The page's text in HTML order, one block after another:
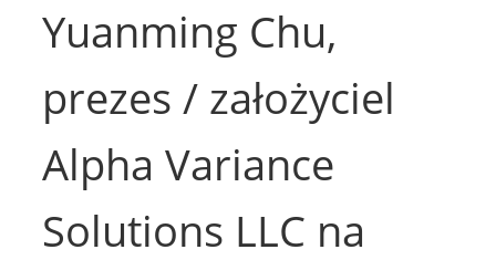
Yuanming Chu,
prezes / założyciel
Alpha Variance
Solutions LLC na